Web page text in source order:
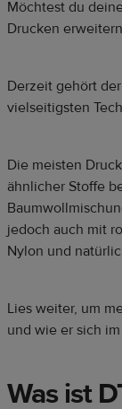
Möchtest du
Drucken
Derzeit gehört
vielseitigsten
Die meisten
ähnlicher Stoffe
jedoch auch mit
Nylon und
Lies weiter, um
und wie er sich
Was ist